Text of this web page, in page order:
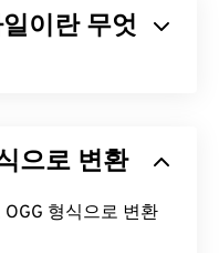
이란 무엇
다.MP3 와 마찬가
트 및 트랙 제목 정
형식으로 변환